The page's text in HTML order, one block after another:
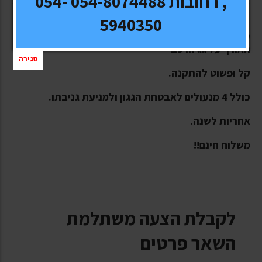
מוטות רוחב אלומיניום לרכב ניסן קשקאי עם מוטות
האורך על גג הרכב
קל ופשוט להתקנה.
כולל 4 מנעולים לאבטחת הגגון ולמניעת גניבתו.
אחריות לשנה.
משלוח חינם!!
לקבלת הצעה משתלמת
השאר פרטים
5940350
סגירה